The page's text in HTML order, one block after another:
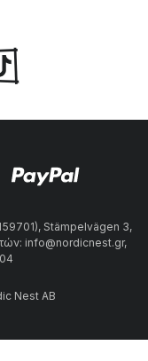
Stämpelvägen 3,
info@nordicnest.gr,
Nest AB